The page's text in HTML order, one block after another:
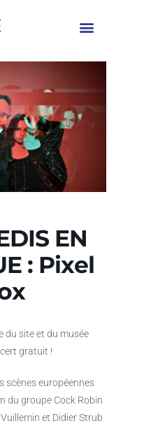
EN
: Pixel
du site et du musée
gratuit !
scènes européennes
du groupe Cock Robin
et Didier Strub